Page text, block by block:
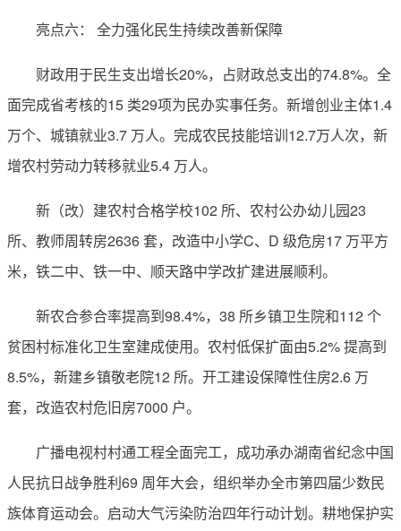
亮点六： 全力强化民生持续改善新保障
财政用于民生支出增长20%，占财政总支出的74.8%。全
面完成省考核的15 类29项为民办实事任务。新增创业主体1.4
万个、城镇就业3.7 万人。完成农民技能培训12.7万人次，新
增农村劳动力转移就业5.4 万人。
新（改）建农村合格学校102 所、农村公办幼儿园23
所、教师周转房2636 套，改造中小学C、D 级危房17 万平方
米，铁二中、铁一中、顺天路中学改扩建进展顺利。
新农合参合率提高到98.4%，38 所乡镇卫生院和112 个
贫困村标准化卫生室建成使用。农村低保扩面由5.2% 提高到
8.5%，新建乡镇敬老院12 所。开工建设保障性住房2.6 万
套，改造农村危旧房7000 户。
广播电视村村通工程全面完工，成功承办湖南省纪念中国
人民抗日战争胜利69 周年大会，组织举办全市第四届少数民
族体育运动会。启动大气污染防治四年行动计划。耕地保护实